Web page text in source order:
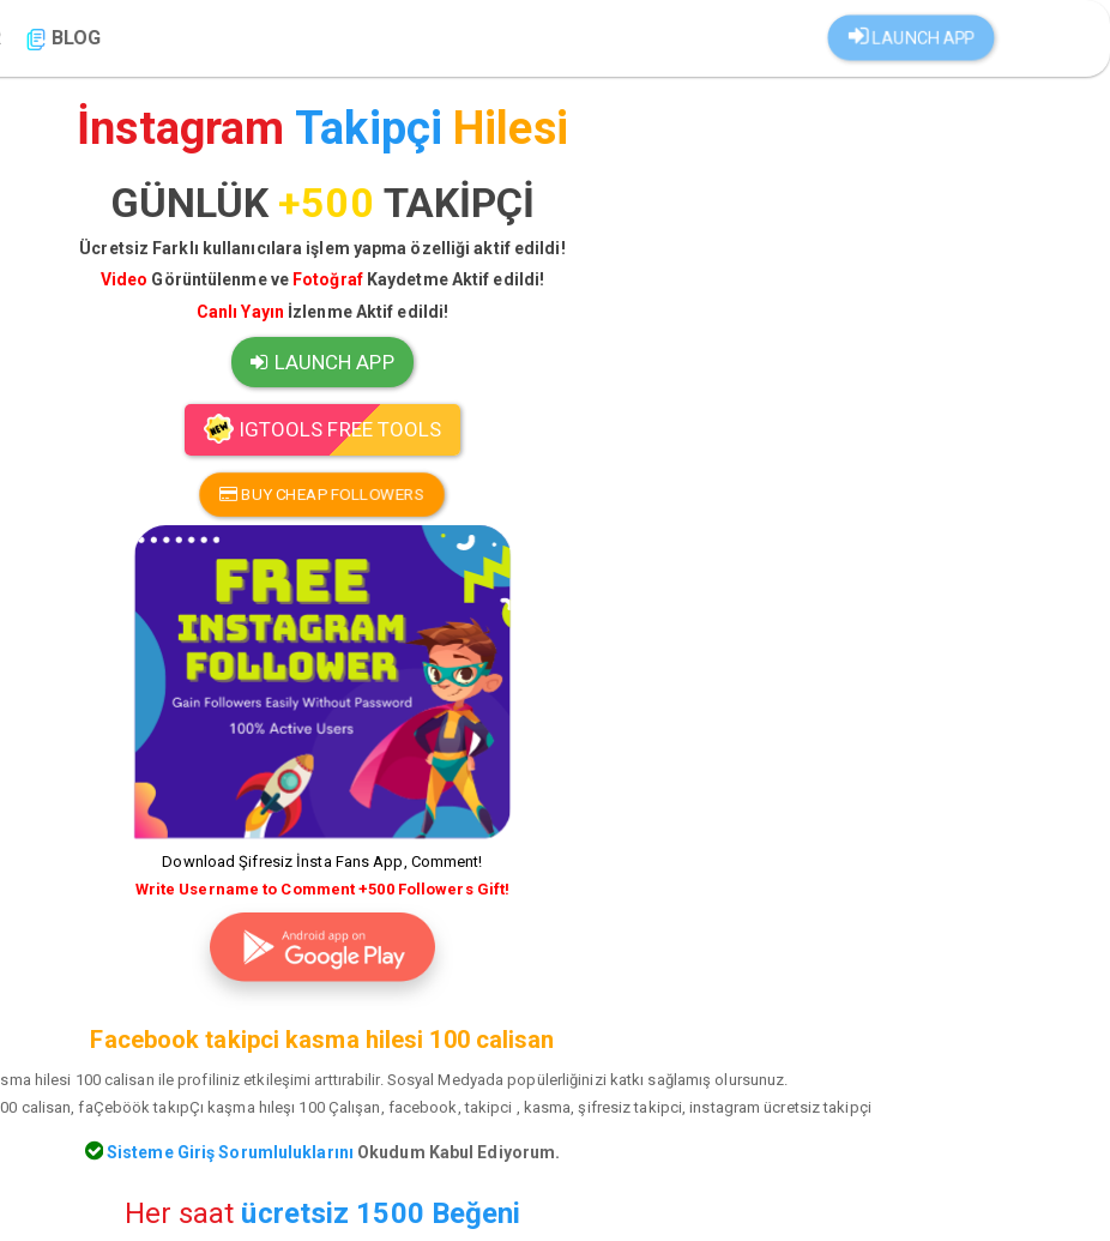
LAUNCH APP
BLOG
İnstagram Takipçi Hilesi
GÜNLÜK +500 TAKİPÇİ
Ücretsiz Farklı kullanıcılara işlem yapma özelliği aktif edildi!
Video Görüntülenme ve Fotoğraf Kaydetme Aktif edildi!
Canlı Yayın İzlenme Aktif edildi!
LAUNCH APP
IGTOOLS FREE TOOLS
BUY CHEAP FOLLOWERS
Download Şifresiz İnsta Fans App, Comment!
Write Username to Comment +500 Followers Gift!
Facebook takipci kasma hilesi 100 calisan
hilesi 100 calisan ile profiliniz etkileşimi arttırabilir. Sosyal Medyada popülerliğinizi katkı sağlamış olursunuz.
calisan, faÇeböök takıpÇı kaşma hıleşı 100 Çalışan, facebook, takipci , kasma, şifresiz takipci, instagram ücretsiz takipçi
Sisteme Giriş Sorumluluklarını Okudum Kabul Ediyorum.
Her saat ücretsiz 1500 Beğeni